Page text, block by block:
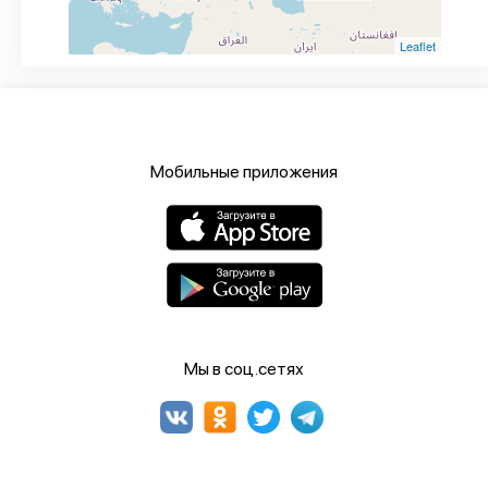
Leaflet
Мобильные приложения
Мы в соц.сетях